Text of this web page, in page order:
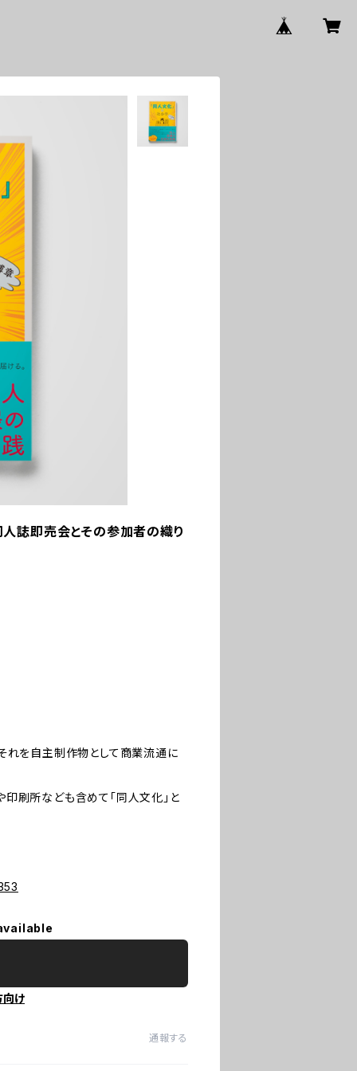
誌即売会とその参加者の織り
れを自主制作物として商業流通に
刷所なども含めて「同人文化」と
向け
通報する